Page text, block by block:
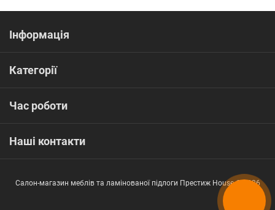
Інформація
Категорії
Час роботи
Наші контакти
Салон-магазин меблів та ламінованої підлоги Престиж House © 2026